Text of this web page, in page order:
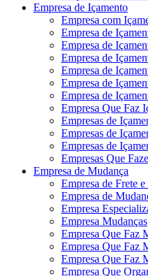
Empresa de Içamento
Empresa com
Empresa de
Empresa de
Empresa de
Empresa de
Empresa de
Empresa de
Empresa Que Faz
Empresas de
Empresas de
Empresas de
Empresas Que
Empresa de Mudança
Empresa de Frete
Empresa de
Empresa
Empresa Mudanças
Empresa Que Faz
Empresa Que Faz
Empresa Que Faz
Empresa Que